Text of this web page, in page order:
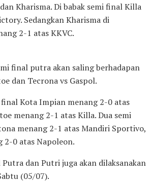
Kharisma. Di babak semi final Killa
Sedangkan Kharisma di
2-1 atas KKVC.
final putra akan saling berhadapan
dan Tecrona vs Gaspol.
Kota Impian menang 2-0 atas
menang 2-1 atas Killa. Dua semi
menang 2-1 atas Mandiri Sportivo,
2-0 atas Napoleon.
dan Putri juga akan dilaksanakan
(05/07).